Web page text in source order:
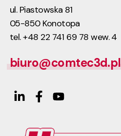
ul. Piastowska 81
05-850 Konotopa
tel. +48 22 741 69 78 wew. 4
biuro@comtec3d.pl